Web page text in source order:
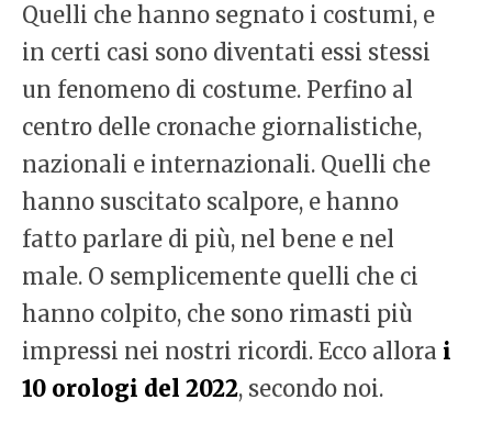
Quelli che hanno segnato i costumi, e
in certi casi sono diventati essi stessi
un fenomeno di costume. Perfino al
centro delle cronache giornalistiche,
nazionali e internazionali. Quelli che
hanno suscitato scalpore, e hanno
fatto parlare di più, nel bene e nel
male. O semplicemente quelli che ci
hanno colpito, che sono rimasti più
impressi nei nostri ricordi. Ecco allora i
10 orologi del 2022, secondo noi.